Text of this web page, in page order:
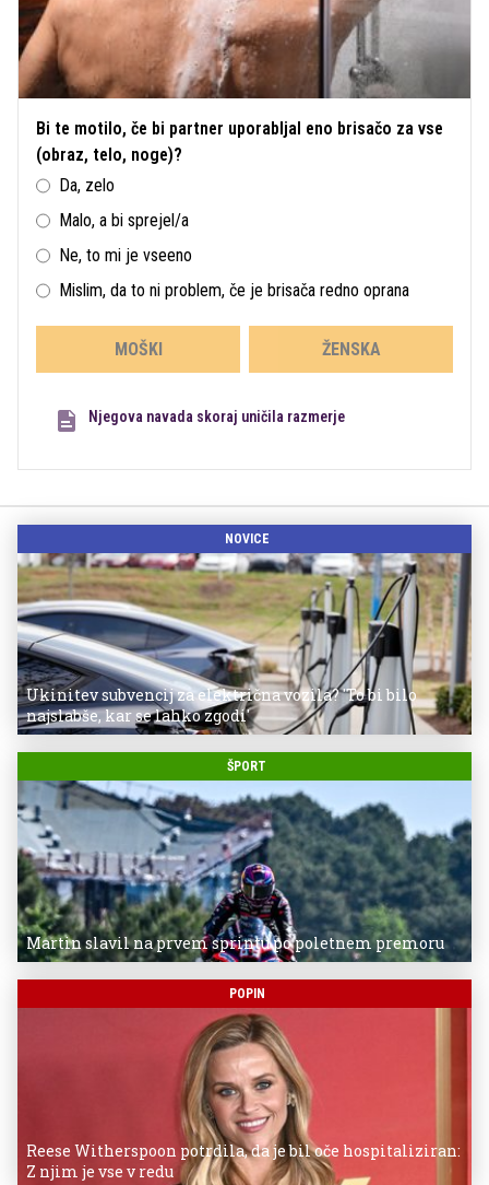
Bi te motilo, če bi partner uporabljal eno brisačo za vse
(obraz, telo, noge)?
Da, zelo
Malo, a bi sprejel/a
Ne, to mi je vseeno
Mislim, da to ni problem, če je brisača redno oprana
MOŠKI ŽENSKA
Njegova navada skoraj uničila razmerje
NOVICE
Ukinitev subvencij za električna vozila? 'To bi bilo
najslabše, kar se lahko zgodi'
ŠPORT
Martin slavil na prvem sprintu po poletnem premoru
POPIN
Reese Witherspoon potrdila, da je bil oče hospitaliziran:
Z njim je vse v redu